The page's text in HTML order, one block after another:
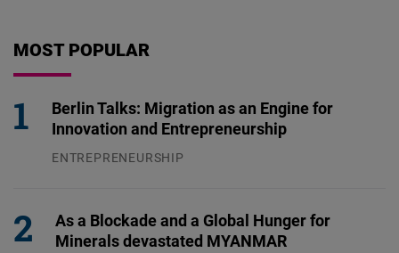
MOST POPULAR
Berlin Talks: Migration as an Engine for
Innovation and Entrepreneurship
ENTREPRENEURSHIP
As a Blockade and a Global Hunger for
Minerals devastated MYANMAR